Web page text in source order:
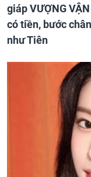
giáp VƯỢNG
có tiền, bước
như Tiên